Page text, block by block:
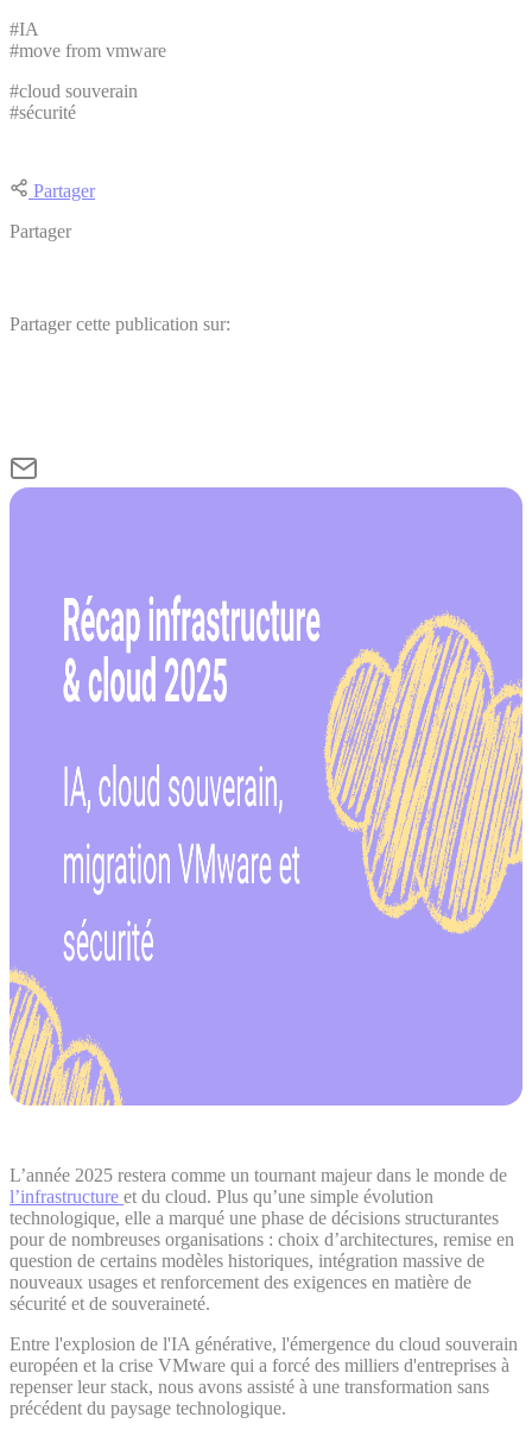
#IA
#move from vmware
#cloud souverain
#sécurité
Partager
Partager
Partager cette publication sur:
L’année 2025 restera comme un tournant majeur dans le monde de
l’infrastructure et du cloud. Plus qu’une simple évolution
technologique, elle a marqué une phase de décisions structurantes
pour de nombreuses organisations : choix d’architectures, remise en
question de certains modèles historiques, intégration massive de
nouveaux usages et renforcement des exigences en matière de
sécurité et de souveraineté.
Entre l'explosion de l'IA générative, l'émergence du cloud souverain
européen et la crise VMware qui a forcé des milliers d'entreprises à
repenser leur stack, nous avons assisté à une transformation sans
précédent du paysage technologique.